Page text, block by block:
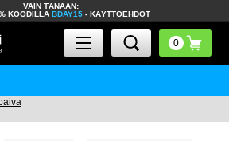
VAIN TÄNÄÄN:
KOODILLA BDAY15 - KÄYTTÖEHDOT